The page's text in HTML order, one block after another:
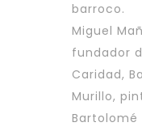
barroco.
Miguel
fundador
Caridad,
Murillo,
Bartolomé